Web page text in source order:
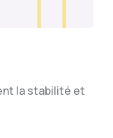
la stabilité et